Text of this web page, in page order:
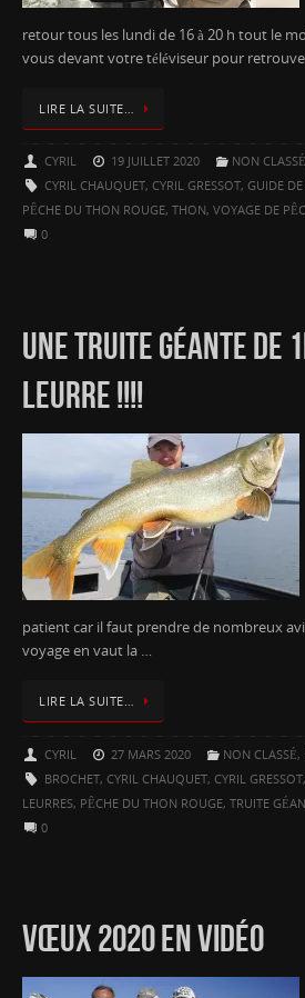
retour tous les lundi de 16 à 20 h tout le
vous devant votre téléviseur pour
LIRE LA SUITE…
CYRIL 19 JUILLET 2020 NON CLASSÉ
CYRIL CHAUQUET, CYRIL GRESSOT, GUIDE
PÊCHE DU THON ROUGE, THON, VOYAGE DE
0
UNE TRUITE GÉANTE DE
LEURRE !!!!
patient car il faut prendre de nombreux
voyage en vaut la …
LIRE LA SUITE…
CYRIL 27 MARS 2020 NON CLASSÉ,
BROCHET, CYRIL CHAUQUET, CYRIL GRESSOT,
LEURRES, PÊCHE DU THON ROUGE, TRUITE
0
VŒUX 2020 EN VIDÉO